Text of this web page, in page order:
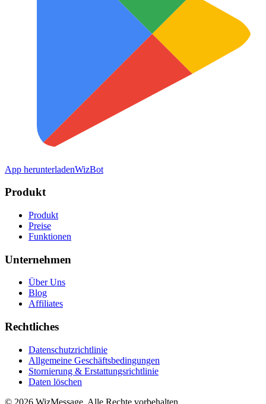
App herunterladenWizBot
Produkt
Produkt
Preise
Funktionen
Unternehmen
Über Uns
Blog
Affiliates
Rechtliches
Datenschutzrichtlinie
Allgemeine Geschäftsbedingungen
Stornierung & Erstattungsrichtlinie
Daten löschen
© 2026 WizMessage. Alle Rechte vorbehalten.